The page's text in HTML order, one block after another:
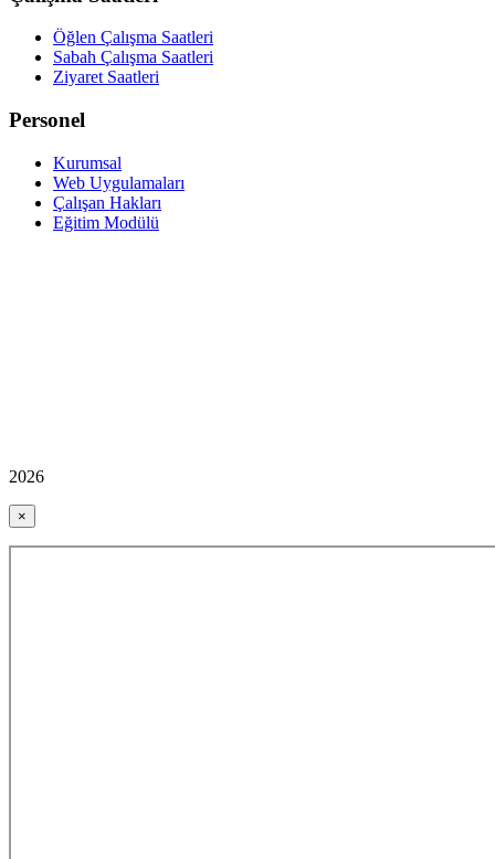
Öğlen Çalışma Saatleri
Sabah Çalışma Saatleri
Ziyaret Saatleri
Personel
Kurumsal
Web Uygulamaları
Çalışan Hakları
Eğitim Modülü
2026
×